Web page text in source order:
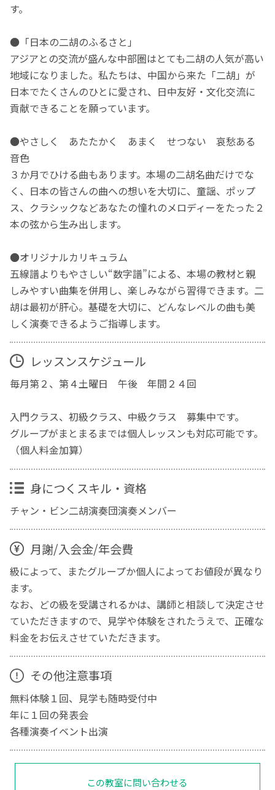
す。
●「日本の二胡のふるさと」
アジアとの交流が盛んな中部圏はとても二胡の人気が高い
地域になりました。私たちは、中国から来た「二胡」が
日本でたくさんのひとに愛され、日中友好・文化交流に
貢献できることを願っています。
●やさしく あたたかく あまく せつない 哀愁ある
音色
３か月でひける曲もあります。本場の二胡名曲だけでな
く、日本の皆さんの曲への想いを大切に、童謡、ポップ
ス、クラシックなどあなたの憧れのメロディーをたった２
本の弦から生み出します。
●オリジナルカリキュラム
五線譜よりもやさしい“数字譜”による、本場の教材と親
しみやすい曲集を併用し、楽しみながら習得できます。二
胡は最初が肝心。基礎を大切に、どんなレベルの曲も美
しく演奏できるようご指導します。
レッスンスケジュール
毎月第２、第４土曜日 午後 年間２４回
入門クラス、初級クラス、中級クラス 募集中です。
グループがまとまるまでは個人レッスンも対応可能です。
（個人料金加算）
身につくスキル・資格
チャン・ビン二胡演奏団演奏メンバー
月謝/入会金/年会費
級によって、またグループか個人によってお値段が異なり
ます。
なお、どの級を受講されるかは、講師と相談して決定させ
ていただきますので、見学や体験をされたうえで、正確な
料金をお伝えさせていただきます。
その他注意事項
無料体験１回、見学も随時受付中
年に１回の発表会
各種演奏イベント出演
この教室に問い合わせる